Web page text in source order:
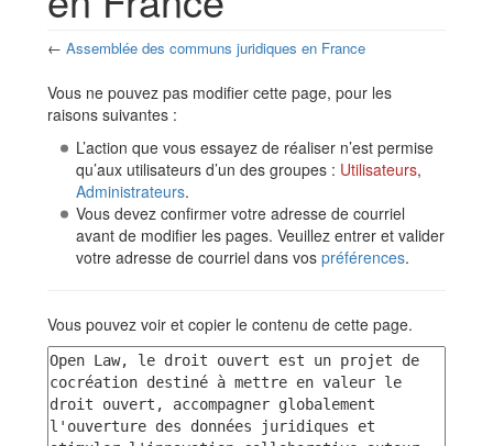
← Assemblée des communs juridiques en France
Vous ne pouvez pas modifier cette page, pour les
raisons suivantes :
L’action que vous essayez de réaliser n’est permise
qu’aux utilisateurs d’un des groupes : Utilisateurs,
Administrateurs.
Vous devez confirmer votre adresse de courriel
avant de modifier les pages. Veuillez entrer et valider
votre adresse de courriel dans vos préférences.
Vous pouvez voir et copier le contenu de cette page.